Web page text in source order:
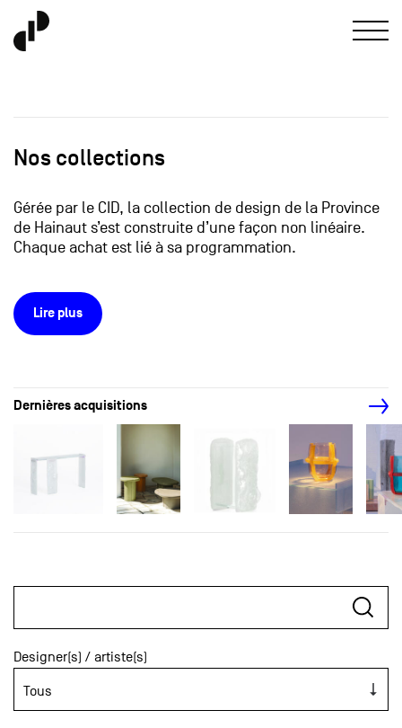
Nos collections
Gérée par le CID, la collection de design de la Province
de Hainaut s’est construite d’une façon non linéaire.
Chaque achat est lié à sa programmation.
Lire plus
Dernières acquisitions
Designer(s) / artiste(s)